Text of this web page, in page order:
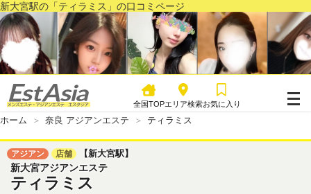
新大宮駅の「ティラミス」の口コミページ
全国TOPエリア検索お気に入り
ホーム 奈良 アジアンエステ ティラミス
アジアン 店舗 【新大宮駅】
新大宮アジアンエステ
ティラミス